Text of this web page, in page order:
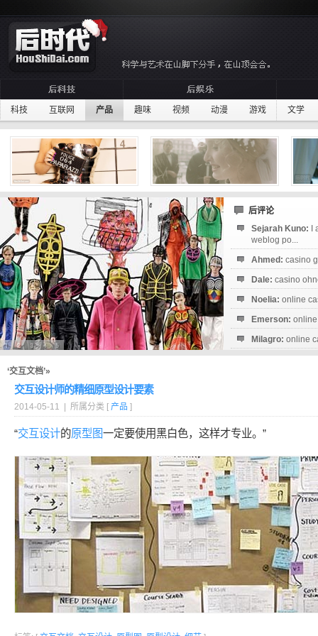
科技 互联网 产品 趣味 视频 动漫 游戏 文学
后评论
Sejarah Kuno:
weblog po...
Ahmed: casino
Dale: casino
Noelia: online
Emerson:
Milagro: online
‘交互文档’»
交互设计师的精细原型设计要素
2014-05-11 | 所属分类 [ 产品 ]
“交互设计的原型图一定要使用黑白色，这样才专业。”